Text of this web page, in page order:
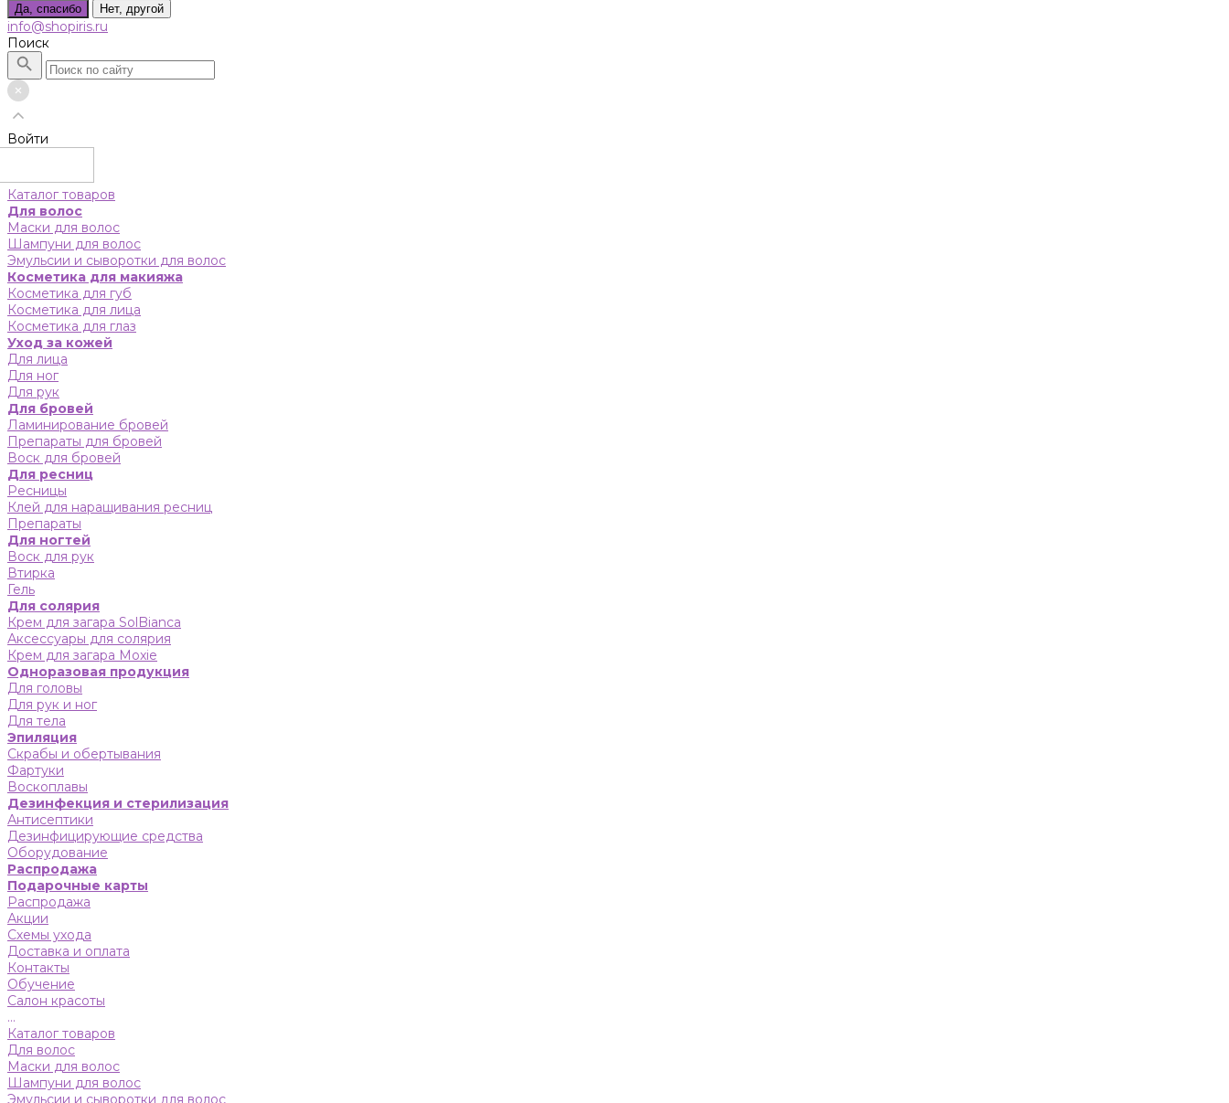
Да, спасибо Нет, другой
info@shopiris.ru
Поиск
Войти
Каталог товаров
Для волос
Маски для волос
Шампуни для волос
Эмульсии и сыворотки для волос
Косметика для макияжа
Косметика для губ
Косметика для лица
Косметика для глаз
Уход за кожей
Для лица
Для ног
Для рук
Для бровей
Ламинирование бровей
Препараты для бровей
Воск для бровей
Для ресниц
Ресницы
Клей для наращивания ресниц
Препараты
Для ногтей
Воск для рук
Втирка
Гель
Для солярия
Крем для загара SolBianca
Аксессуары для солярия
Крем для загара Moxie
Одноразовая продукция
Для головы
Для рук и ног
Для тела
Эпиляция
Скрабы и обертывания
Фартуки
Воскоплавы
Дезинфекция и стерилизация
Антисептики
Дезинфицирующие средства
Оборудование
Распродажа
Подарочные карты
Распродажа
Акции
Схемы ухода
Доставка и оплата
Контакты
Обучение
Салон красоты
...
Каталог товаров
Для волос
Маски для волос
Шампуни для волос
Эмульсии и сыворотки для волос